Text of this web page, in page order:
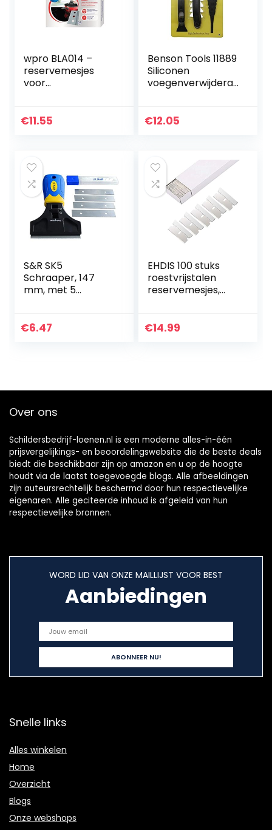
wpro BLA014 –
reservemesjes
voor
emesjes
€11.55
Benson Tools 11889
Siliconen
voegenverwijdera
€12.05
S&R SK5
Schraaper, 147
mm, met 5
vignetschraper,
krasverwijderaar
€6.47
EHDIS 100 stuks
roestvrijstalen
reservemesjes,
keramische
keramische plaat,
€14.99
Over ons
Schildersbedrijf-loenen.nl is een moderne alles-in-één
prijsvergelijkings- en beoordelingswebsite die de beste deals
biedt die beschikbaar zijn op amazon en u op de hoogte
houdt via de laatst toegevoegde blogs. Alle afbeeldingen
zijn auteursrechtelijk beschermd door hun respectievelijke
eigenaren. Alle geciteerde inhoud is afgeleid van hun
respectievelijke bronnen.
WORD LID VAN ONZE MAILLIJST VOOR BEST
Aanbiedingen
Snelle links
Alles winkelen
Home
Overzicht
Blogs
Onze webshops